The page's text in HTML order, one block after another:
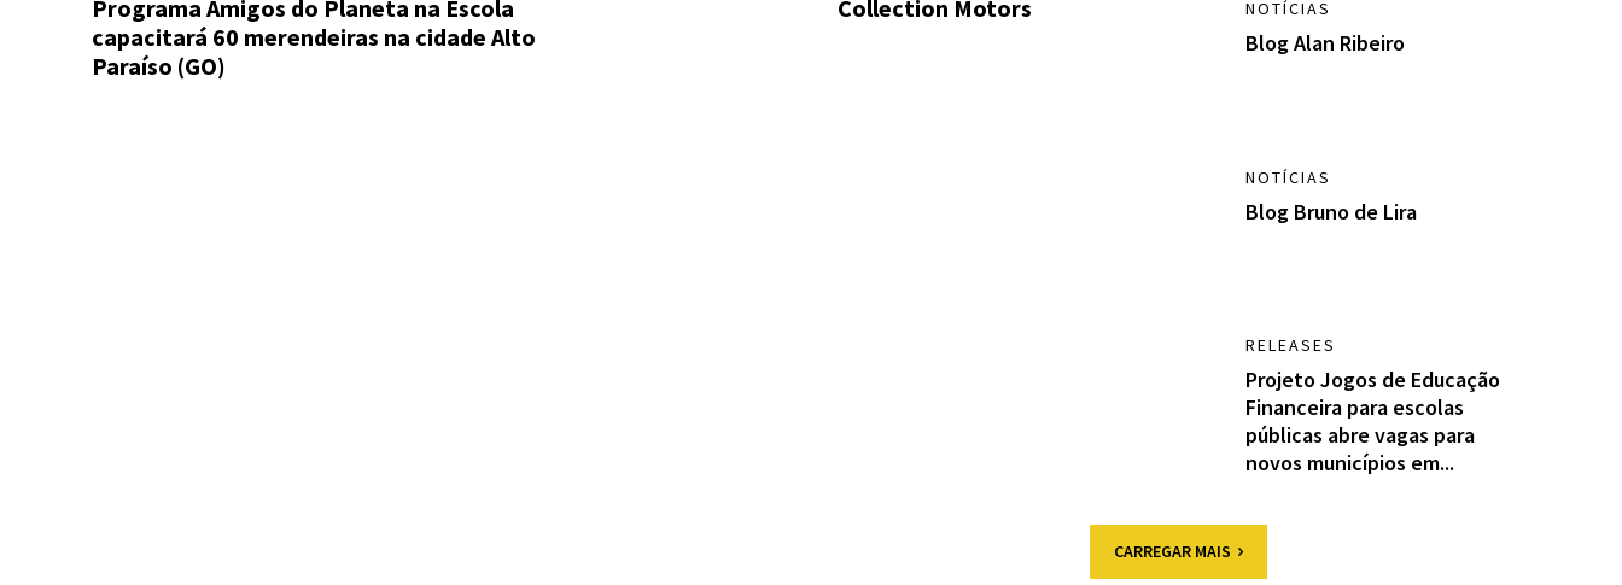
Programa Amigos do Planeta na Escola
capacitará 60 merendeiras na cidade Alto
Paraíso (GO)
Collection Motors NOTÍCIAS
Blog Alan Ribeiro
NOTÍCIAS
Blog Bruno de Lira
RELEASES
Projeto Jogos de Educação
Financeira para escolas
públicas abre vagas para
novos municípios em...
CARREGAR MAIS